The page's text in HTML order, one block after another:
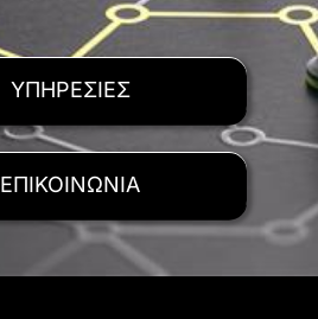
ΥΠΗΡΕΣΙΕΣ
ΕΠΙΚΟΙΝΩΝΙΑ